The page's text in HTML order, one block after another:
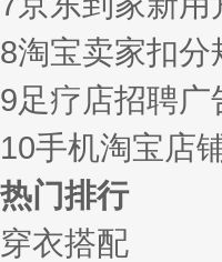
8淘宝卖家扣分
9足疗店招聘
10手机淘宝店
热门排行
穿衣搭配